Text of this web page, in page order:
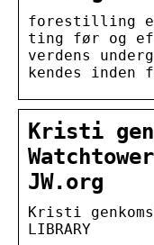
forestilling
ting før og
verdens
kendes inden
Kristi
JW.org
Kristi
LIBRARY